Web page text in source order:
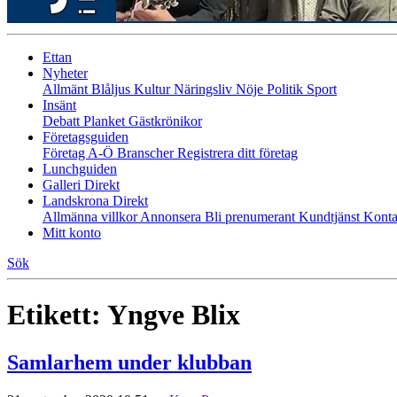
Ettan
Nyheter
Allmänt Blåljus KulturNäringsliv Nöje Politik Sport
Insänt
Debatt Planket Gästkrönikor
Företagsguiden
Företag A-Ö BranscherRegistrera ditt företag
Lunchguiden
Galleri Direkt
Landskrona Direkt
Allmänna villkorAnnonsera Bli prenumerant Kundtjänst
Mitt konto
Sök
Etikett: Yngve Blix
Samlarhem under klubban